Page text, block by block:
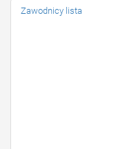
Zawodnicy lista